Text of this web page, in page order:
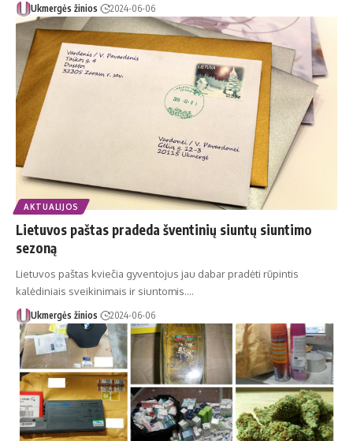
Ukmergės žinios 2024-06-06
AKTUALIJOS
Lietuvos paštas pradeda šventinių siuntų siuntimo
sezoną
Lietuvos paštas kviečia gyventojus jau dabar pradėti rūpintis
kalėdiniais sveikinimais ir siuntomis.…
Ukmergės žinios 2024-06-06